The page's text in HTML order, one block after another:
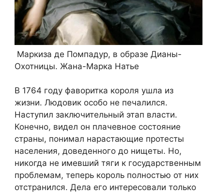
Маркиза де Помпадур, в образе Дианы-
Охотницы. Жана-Марка Натье
В 1764 году фаворитка короля ушла из
жизни. Людовик особо не печалился.
Наступил заключительный этап власти.
Конечно, видел он плачевное состояние
страны, понимал нарастающие протесты
населения, доведенного до нищеты. Но,
никогда не имевший тяги к государственным
проблемам, теперь король полностью от них
отстранился. Дела его интересовали только